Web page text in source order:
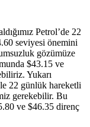
Petrol’de 22
seviyesi önemini
gözümüze
$43.15 ve
Yukarı
22 günlük hareketli
gerekebilir. Bu
ve $46.35 direnç